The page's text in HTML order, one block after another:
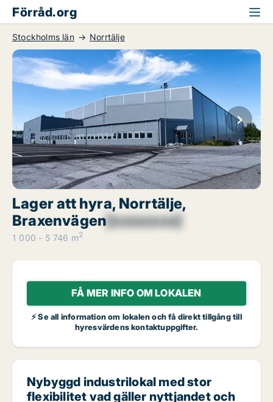
Förråd.org
Stockholms län Norrtälje
Lager att hyra, Norrtälje,
Braxenvägen[xxxxxxxx]
1 000 - 5 746 m2
FÅ MER INFO OM LOKALEN
⚡ Se all information om lokalen och få direkt tillgång till
hyresvärdens kontaktuppgifter.
Nybyggd industrilokal med stor
flexibilitet vad gäller nyttjandet och